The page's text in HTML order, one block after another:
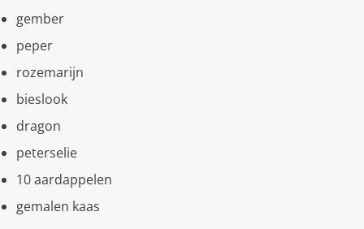
gember
peper
rozemarijn
bieslook
dragon
peterselie
10 aardappelen
gemalen kaas